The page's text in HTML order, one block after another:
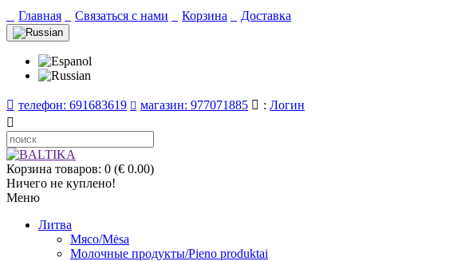
Главная Связаться с нами Корзина Доставка
телефон: 691683619 магазин: 977071885 : Логин
Корзина товаров: 0 (€ 0.00)
Ничего не куплено!
Меню
Литва
Мясо/Mėsa
Молочные продукты/Pieno produktai